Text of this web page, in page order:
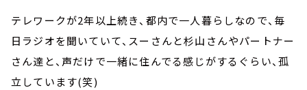
テレワークが2年以上続き、都内で一人暮らしなので、毎
日ラジオを聞いていて、スーさんと杉山さんやパートナー
さん達と、声だけで一緒に住んでる感じがするぐらい、孤
立しています(笑)